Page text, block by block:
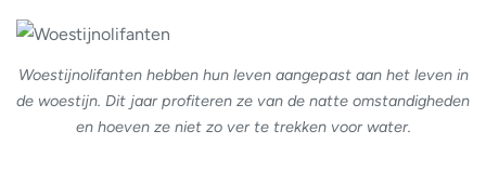
Woestijnolifanten hebben hun leven aangepast aan het leven in
de woestijn. Dit jaar profiteren ze van de natte omstandigheden
en hoeven ze niet zo ver te trekken voor water.